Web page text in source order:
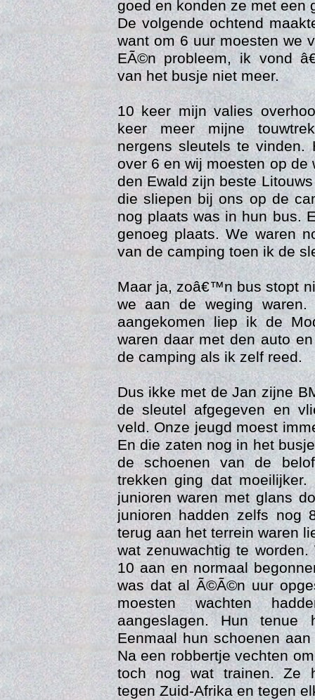
goed en konden ze met een
De volgende ochtend
want om 6 uur moesten we
EÃ©n probleem, ik vond
van het busje niet meer.
10 keer mijn valies
keer meer mijne
nergens sleutels te vinden.
over 6 en wij moesten op de
den Ewald zijn beste
die sliepen bij ons op de
nog plaats was in hun bus.
genoeg plaats. We waren
van de camping toen ik de
Maar ja, zoâ€™n bus stopt
we aan de weging
aangekomen liep ik de
waren daar met den auto
de camping als ik zelf reed.
Dus ikke met de Jan zijne
de sleutel afgegeven en
veld. Onze jeugd moest
En die zaten nog in het
de schoenen van de
trekken ging dat
junioren waren met glans
junioren hadden zelfs nog
terug aan het terrein waren
wat zenuwachtig te
10 aan en normaal
was dat al Ã©Ã©n uur
moesten wachten
aangeslagen. Hun
Eenmaal hun schoenen
Na een robbertje vechten
toch nog wat trainen. Ze
tegen Zuid-Afrika en tegen